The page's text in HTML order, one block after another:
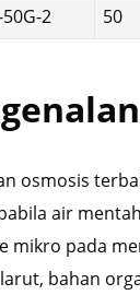
50G-2
50
osmosis
air
mikro pada
bahan